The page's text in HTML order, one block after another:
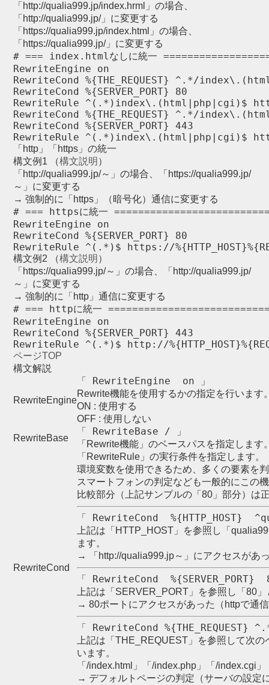
「http://qualia999.jp/index.hrml」の場合、
「http://qualia999.jp/」に変更する
「https://qualia999.jp/index.html」の場合、
「https://qualia999.jp/」に変更する
# === index.htmlなしに統一
RewriteEngine on
RewriteCond %{THE_REQUEST} ^.*/
RewriteCond %{SERVER_PORT} 80
RewriteRule ^(.*)index\.(html|php|cgi)$
RewriteCond %{THE_REQUEST} ^.*/
RewriteCond %{SERVER_PORT} 443
RewriteRule ^(.*)index\.(html|php|cgi)$
「http」「https」の統一
構文例1 （構文説明 ）
「http://qualia999.jp/～」の場合、「https://qualia999.jp/
～」に変更する
→ 強制的に「https」（暗号化）通信に変更する
# === httpsに統一
RewriteEngine on
RewriteCond %{SERVER_PORT} 80
構文例2 （構文説明 ）
「https://qualia999.jp/～」の場合、「http://qualia999.jp/
～」に変更する
→ 強制的に「http」通信に変更する
# === httpに統一
RewriteEngine on
RewriteCond %{SERVER_PORT} 443
RewriteRule ^(.*)$ http://
ページTOP
構文解説
RewriteEngine
「 RewriteEngine  on 」
Rewrite機能を使用するかの指定を行います
ON : 使用する
OFF : 使用しない
RewriteBase
「 RewriteBase / 」
「Rewrite機能」のベースパスを指定します
RewriteCond
「RewriteRule」の実行条件を指定します。
環境変数を使用できるため、多くの要素を
スマートフォンの判定なども一般的にこの
比較部分（上記サンプルの「80」部分）は
「 RewriteCond  %{HTTP_HOST}
上記は「HTTP_HOST」を参照し「
ます。
→ 「http://qualia999.jp～」にアクセスがあ
「 RewriteCond  %{SERVER_PORT}
上記は「SERVER_PORT」を参照し「80
→ 80ポートにアクセスがあった（httpで通
「 RewriteCond
上記は「THE_REQUEST」を参照して次
います。
「/index.html」「/index.php」「/index.cgi」
→ デフォルトページの判定（サーバの設定